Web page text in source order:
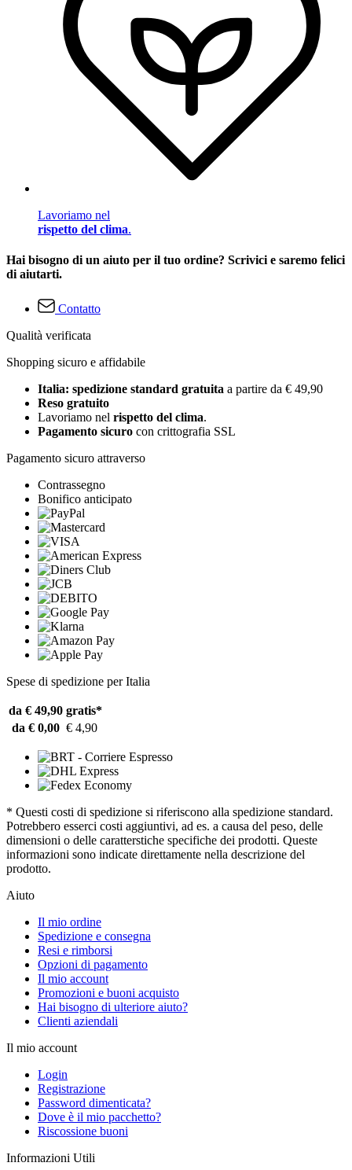
Lavoriamo nel
rispetto del clima.
Hai bisogno di un aiuto per il tuo ordine? Scrivici e saremo felici
di aiutarti.
Contatto
Qualità verificata
Shopping sicuro e affidabile
Italia: spedizione standard gratuita a partire da € 49,90
Reso gratuito
Lavoriamo nel rispetto del clima.
Pagamento sicuro con crittografia SSL
Pagamento sicuro attraverso
Contrassegno
Bonifico anticipato
Spese di spedizione per Italia
da € 49,90 gratis*
da € 0,00 € 4,90
* Questi costi di spedizione si riferiscono alla spedizione standard.
Potrebbero esserci costi aggiuntivi, ad es. a causa del peso, delle
dimensioni o delle caratterstiche specifiche dei prodotti. Queste
informazioni sono indicate direttamente nella descrizione del
prodotto.
Aiuto
Il mio ordine
Spedizione e consegna
Resi e rimborsi
Opzioni di pagamento
Il mio account
Promozioni e buoni acquisto
Hai bisogno di ulteriore aiuto?
Clienti aziendali
Il mio account
Login
Registrazione
Password dimenticata?
Dove è il mio pacchetto?
Riscossione buoni
Informazioni Utili